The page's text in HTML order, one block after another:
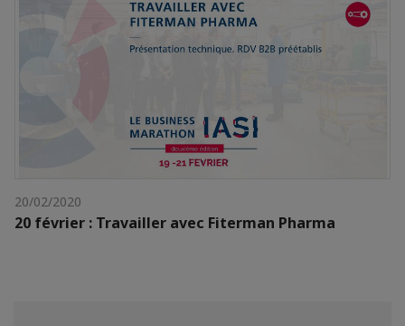
20/02/2020
20 février : Travailler avec Fiterman Pharma